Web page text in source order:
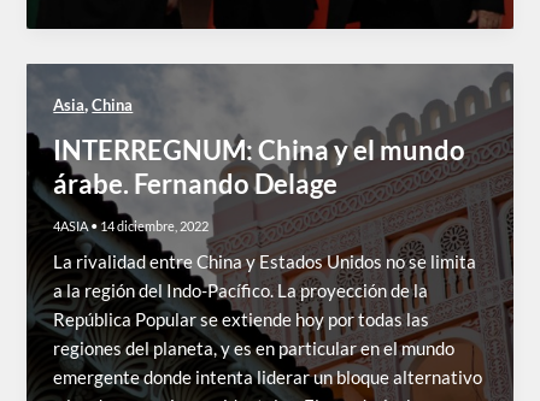
Asia,China
INTERREGNUM: China y el mundo
árabe. Fernando Delage
4ASIA•14 diciembre, 2022
La rivalidad entre China y Estados Unidos no se limita
a la región del Indo-Pacífico. La proyección de la
República Popular se extiende hoy por todas las
regiones del planeta, y es en particular en el mundo
emergente donde intenta liderar un bloque alternativo